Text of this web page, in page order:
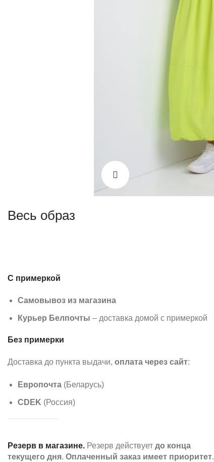
Весь образ
С примеркой
Самовывоз из магазина
Курьер Белпочты – доставка домой с примеркой
Без примерки
Доставка до пункта выдачи, оплата через сайт:
Европочта (Беларусь)
CDEK (Россия)
Резерв в магазине. Резерв действует до конца
текущего дня. Оплаченный заказ имеет приоритет.